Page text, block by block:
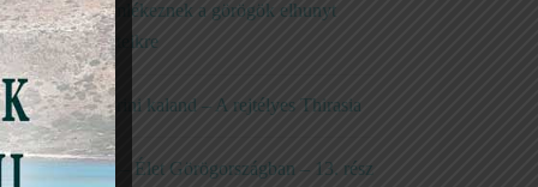
Így emlékeznek a görögök elhunyt
szeretteikre
Santorini kaland – A rejtélyes Thirasia
Kréta – Élet Görögországban – 13. rész